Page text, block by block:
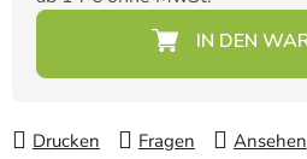
Verkaufspreis:
Drucken Fragen Ansehen